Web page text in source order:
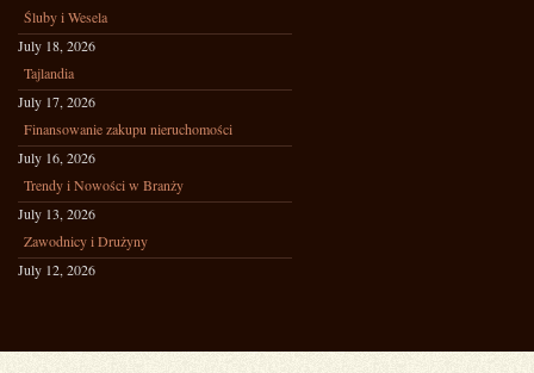
Śluby i Wesela
July 18, 2026
Tajlandia
July 17, 2026
Finansowanie zakupu nieruchomości
July 16, 2026
Trendy i Nowości w Branży
July 13, 2026
Zawodnicy i Drużyny
July 12, 2026